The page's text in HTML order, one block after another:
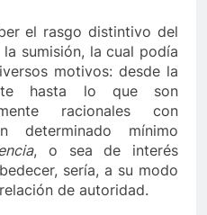
el rasgo distintivo del
sumisión, la cual podía
motivos: desde la
hasta lo que son
racionales con
mínimo
, o sea de interés
sería, a su modo
de autoridad.